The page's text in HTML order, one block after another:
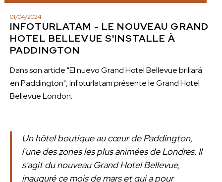
01/04/2024
INFOTURLATAM - LE NOUVEAU GRAND
HOTEL BELLEVUE S'INSTALLE À
PADDINGTON
Dans son article "El nuevo Grand Hotel Bellevue brillará
en Paddington", Infoturlatam présente le Grand Hotel
Bellevue London.
Un hôtel boutique au cœur de Paddington,
l'une des zones les plus animées de Londres. Il
s'agit du nouveau Grand Hotel Bellevue,
inauguré ce mois de mars et qui a pour